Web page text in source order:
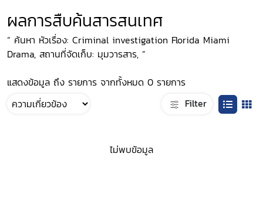
ผลการสืบค้นสารสนเทศ
“ ค้นหา หัวเรื่อง: Criminal investigation Florida Miami
Drama, สถานที่จัดเก็บ: มุมวารสาร, ”
แสดงข้อมูล ถึง รายการ จากทั้งหมด 0 รายการ
Filter
ไม่พบข้อมูล